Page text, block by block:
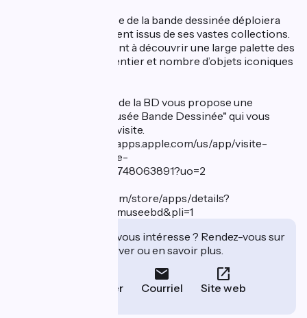
En attendant, le Musée de la bande dessinée déploiera
des trésors directement issus de ses vastes collections.
Ces œuvres donneront à découvrir une large palette des
créations du monde entier et nombre d’objets iconiques
Nouveauté : le musée de la BD vous propose une
application "Visite musée Bande Dessinée" qui vous
guidera lors de votre visite.
Apple Store : https://apps.apple.com/us/app/visite-
mus%C3%A9e-bande-
dessin%C3%A9e/id6748063891?uo=2
https://play.google.com/store/apps/details?
id=org.alienor.musee.museebd&pli=1
Cet établissement vous intéresse ? Rendez-vous sur
leur site pour réserver ou en savoir plus.
Téléphoner Courriel Site web